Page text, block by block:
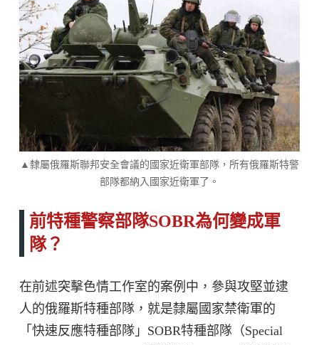
▲隸屬俄羅斯聯邦安全會議的國家近衛軍部隊，所有俄羅斯特警
部隊都納入國家近衛軍了。
前特種警察部隊SOBR為何變成軍
隊？
在前述突擊色情工作室的案例中，參與攻堅並逮
人的俄羅斯特種部隊，就是隸屬國家禁衛軍的
「快速反應特種部隊」SOBR特種部隊（Special